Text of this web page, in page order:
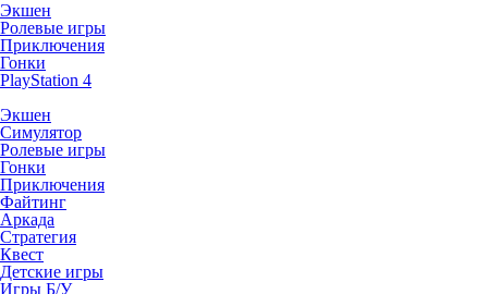
Экшен
Ролевые игры
Приключения
Гонки
PlayStation 4
Экшен
Симулятор
Ролевые игры
Гонки
Приключения
Файтинг
Аркада
Стратегия
Квест
Детские игры
Игры Б/У